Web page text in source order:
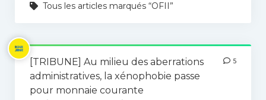
Arts et culture
7ème art
Les médias
Sciences
Tous les articles marqués “OFII”
[TRIBUNE] Au milieu des aberrations
administratives, la xénophobie passe
pour monnaie courante
5